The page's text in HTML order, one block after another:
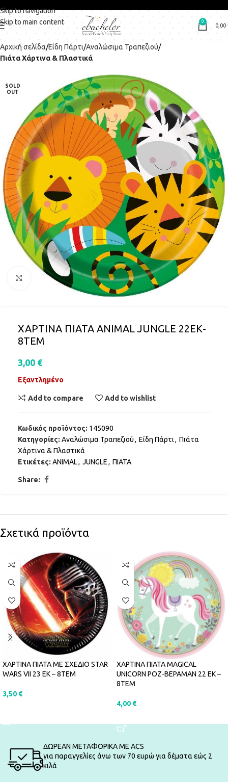
Skip to navigation
Skip to main content
0
0,00
Αρχική σελίδα Είδη Πάρτι Αναλώσιμα Τραπεζιού
Πιάτα Χάρτινα & Πλαστικά
SOLD
OUT
Click to enlarge
ΧΑΡΤΙΝΑ ΠΙΑΤΑ ANIMAL JUNGLE 22ΕΚ-
8ΤΕΜ
3,00 €
Εξαντλημένο
Add to compare Add to wishlist
Κωδικός προϊόντος: 145090
Κατηγορίες: Αναλώσιμα Τραπεζιού, Είδη Πάρτι, Πιάτα
Χάρτινα & Πλαστικά
Ετικέτες: ANIMAL, JUNGLE, ΠΙΑΤΑ
Share:
Σχετικά προϊόντα
ΧΑΡΤΙΝΑ ΠΙΑΤΑ ΜΕ ΣΧΕΔΙΟ STAR
WARS VII 23 ΕΚ – 8ΤΕΜ
3,50 €
ΧΑΡΤΙΝΑ ΠΙΑΤΑ MAGICAL
UNICORN ΡΟΖ-ΒΕΡΑΜΑΝ 22 ΕΚ –
8ΤΕΜ
4,00 €
ΔΩΡΕΑΝ ΜΕΤΑΦΟΡΙΚΑ ΜΕ ACS
για παραγγελίες άνω των 70 ευρώ για δέματα εώς 2
κιλά